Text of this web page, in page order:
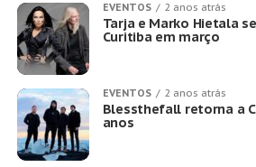
EVENTOS 2 anos atrás
Tarja e Marko Hietala
Curitiba em março
EVENTOS 2 anos atrás
Blessthefall retorna a
anos